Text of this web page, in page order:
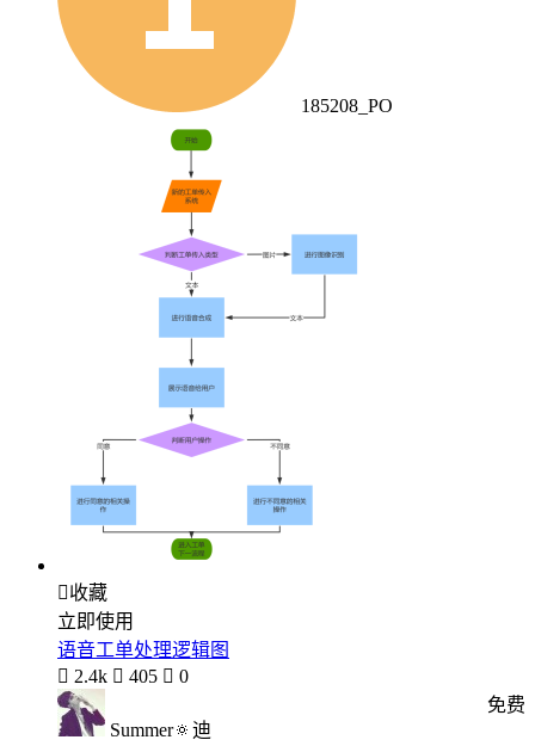
185208_PO
收藏
立即使用
语音工单处理逻辑图
 2.4k  405  0
Summer🔅迪
免费